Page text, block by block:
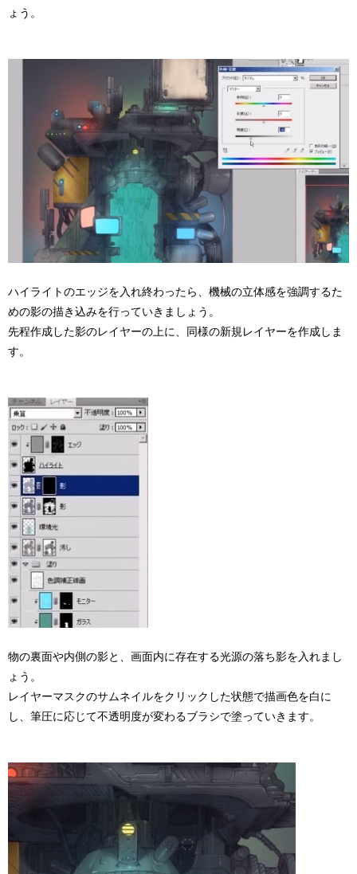
ょう。
ハイライトのエッジを入れ終わったら、機械の立体感を強調するた
めの影の描き込みを行っていきましょう。
先程作成した影のレイヤーの上に、同様の新規レイヤーを作成しま
す。
物の裏面や内側の影と、画面内に存在する光源の落ち影を入れまし
ょう。
レイヤーマスクのサムネイルをクリックした状態で描画色を白に
し、筆圧に応じて不透明度が変わるブラシで塗っていきます。